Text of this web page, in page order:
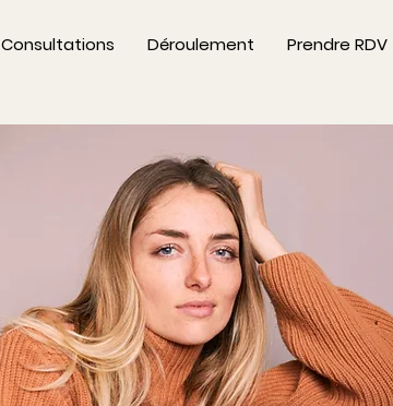
Consultations Déroulement Prendre RDV